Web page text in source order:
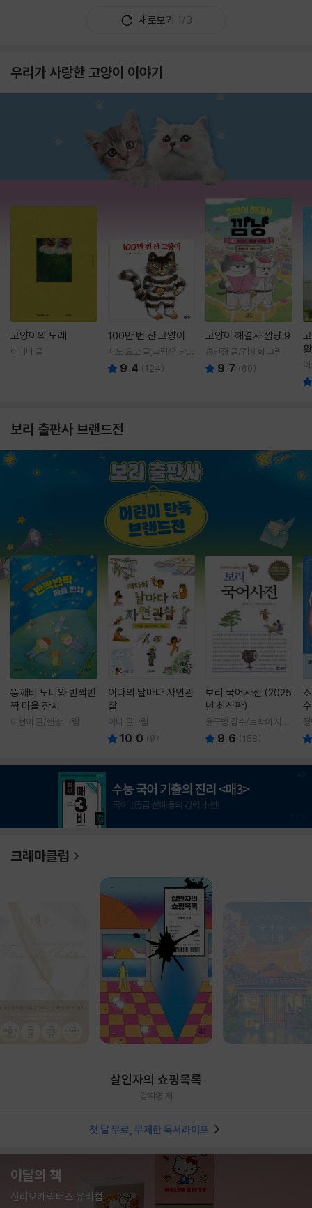
새로보기 1/3
우리가 사랑한 고양이 이야기
고양이의 노래
이미나 글
100만 번 산 고양이
사노 요코 글,그림/김난주
역 9.4 (124)
고양이 해결사 깜냥 9
홍민정 글/김재희 그림
9.7 (60)
보리 출판사 브랜드전
똥깨비 도니와 반짝반
짝 마을 잔치
이현아 글/핸짱 그림
이다의 날마다 자연관
찰
이다 글그림
10.0 (9)
보리 국어사전 (2025
년 최신판)
윤구병 감수/토박이 사전
편찬실 편
9.6 (158)
크레마클럽
살인자의 쇼핑목록
강지영 저
첫 달 무료, 무제한 독서라이프
이달의 책
산리오캐릭터즈 유리컵